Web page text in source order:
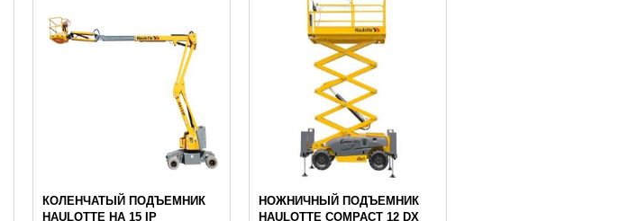
КОЛЕНЧАТЫЙ ПОДЪЕМНИК
HAULOTTE HA 15 IP
НОЖНИЧНЫЙ ПОДЪЕМНИК
HAULOTTE COMPACT 12 DX